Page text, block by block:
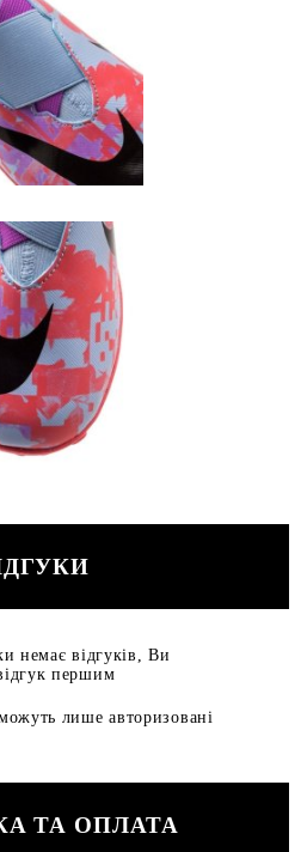
немає відгуків, Ви
першим
лише авторизовані
ТА ОПЛАТА